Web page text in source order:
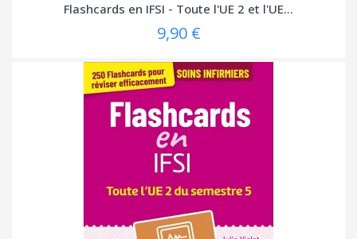
Flashcards en IFSI - Toute l'UE 2 et l'UE...
9,90 €